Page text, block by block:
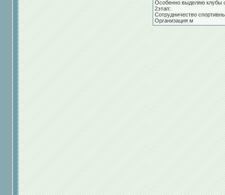
Особенно выделяю клубы
2этап:
Сотрудничество
Организация м